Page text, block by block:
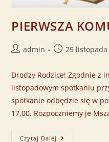
PIERWSZA
admin 29 listopada
Drodzy Rodzice! Zgodnie z
listopadowym spotkaniu
spotkanie odbędzie się w
17,00. Rozpoczniemy je
Czytaj Dalej